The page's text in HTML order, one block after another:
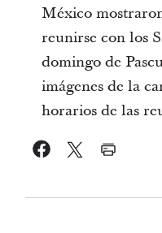
México
reunirse con los
domingo de
imágenes de la
horarios de las